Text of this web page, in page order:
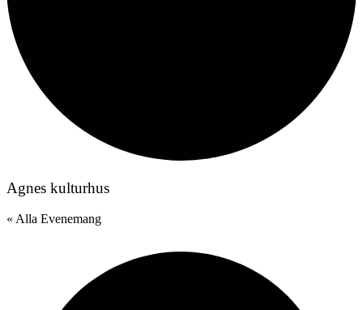
Agnes kulturhus
« Alla Evenemang